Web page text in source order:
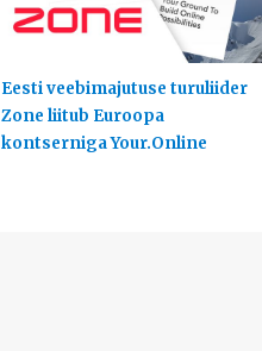
Eesti veebimajutuse turuliider
Zone liitub Euroopa
kontserniga Your.Online